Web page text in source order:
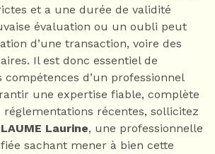
et a une durée de validité
évaluation ou un oubli peut
d’une transaction, voire des
Il est donc essentiel de
compétences d’un professionnel
une expertise fiable, complète
récentes, sollicitez
Laurine, une professionnelle
sachant mener à bien cette